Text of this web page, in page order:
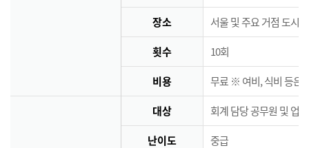
장소 서울 및 주요 거점 도시
횟수 10회
비용 무료 ※ 여비, 식비 등은
대상 회계 담당 공무원 및 업
난이도 중급